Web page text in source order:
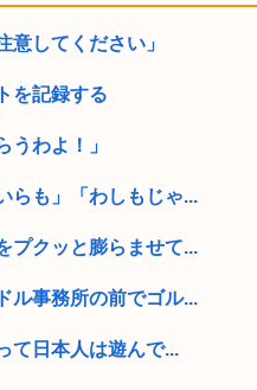
してください」
を記録する
うわよ！」
らも」「わしもじゃ...
プクッと膨らませて...
ル事務所の前でゴル...
て日本人は遊んで...